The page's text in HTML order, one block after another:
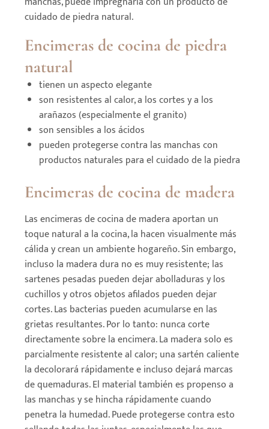
cuidado de piedra natural.
Encimeras de cocina de piedra
natural
tienen un aspecto elegante
son resistentes al calor, a los cortes y a los
arañazos (especialmente el granito)
son sensibles a los ácidos
pueden protegerse contra las manchas con
productos naturales para el cuidado de la piedra
Encimeras de cocina de madera
Las encimeras de cocina de madera aportan un
toque natural a la cocina, la hacen visualmente más
cálida y crean un ambiente hogareño. Sin embargo,
incluso la madera dura no es muy resistente; las
sartenes pesadas pueden dejar abolladuras y los
cuchillos y otros objetos afilados pueden dejar
cortes. Las bacterias pueden acumularse en las
grietas resultantes. Por lo tanto: nunca corte
directamente sobre la encimera. La madera solo es
parcialmente resistente al calor; una sartén caliente
la decolorará rápidamente e incluso dejará marcas
de quemaduras. El material también es propenso a
las manchas y se hincha rápidamente cuando
penetra la humedad. Puede protegerse contra esto